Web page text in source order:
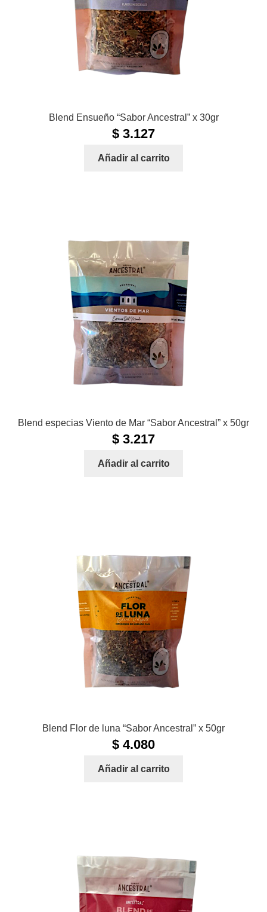
Blend Ensueño “Sabor Ancestral” x 30gr
$ 3.127
Añadir al carrito
Blend especias Viento de Mar “Sabor Ancestral” x 50gr
$ 3.217
Añadir al carrito
Blend Flor de luna “Sabor Ancestral” x 50gr
$ 4.080
Añadir al carrito